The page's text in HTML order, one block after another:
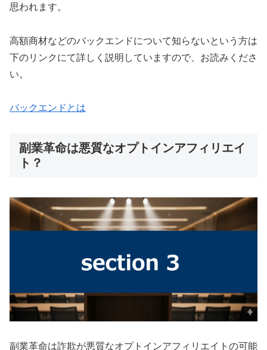
思われます。
高額商材などのバックエンドについて知らないという方は
下のリンクにて詳しく説明していますので、お読みくださ
い。
バックエンドとは
副業革命は悪質なオプトインアフィリエイ
ト？
副業革命は詐欺が悪質なオプトインアフィリエイトの可能